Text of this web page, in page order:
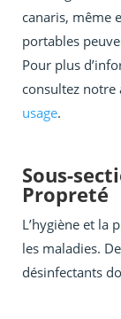
canaris, même
portables
Pour plus
consultez notre
usage.
Sous-
Propreté
L’hygiène et la
les maladies.
désinfectants